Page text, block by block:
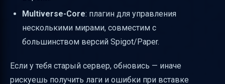
исправлять
Документирование процедуры для
команды
спавна
Multiverse-Core: плагин для управления
несколькими мирами, совместим с
большинством версий Spigot/Paper.
Если у тебя старый сервер, обновись — иначе
рискуешь получить лаги и ошибки при вставке